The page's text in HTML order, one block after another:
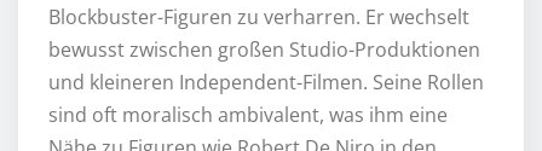
Blockbuster-Figuren zu verharren. Er wechselt
bewusst zwischen großen Studio-Produktionen
und kleineren Independent-Filmen. Seine Rollen
sind oft moralisch ambivalent, was ihm eine